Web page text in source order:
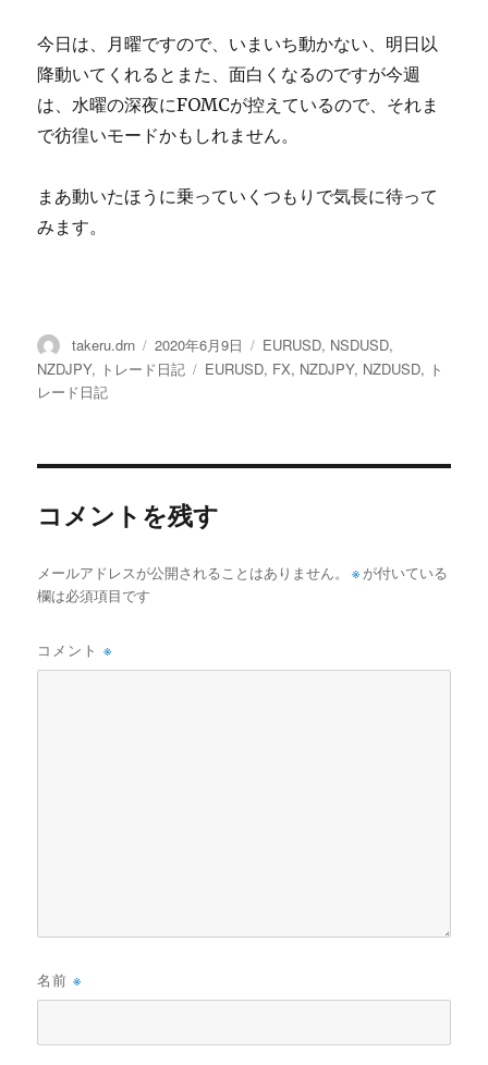
今日は、月曜ですので、いまいち動かない、明日以
降動いてくれるとまた、面白くなるのですが今週
は、水曜の深夜にFOMCが控えているので、それま
で彷徨いモードかもしれません。
まあ動いたほうに乗っていくつもりで気長に待って
みます。
投
稿
者
takeru.drn
投
稿
2020年6月9日
カ
テ
EURUSD, NSDUSD,
NZDJPY, トレード日記
タ
EURUSD, FX, NZDJPY, NZDUSD, ト
レード日記
コメントを残す
メールアドレスが公開されることはありません。 ※ が付いている
欄は必須項目です
コメント※
名前※